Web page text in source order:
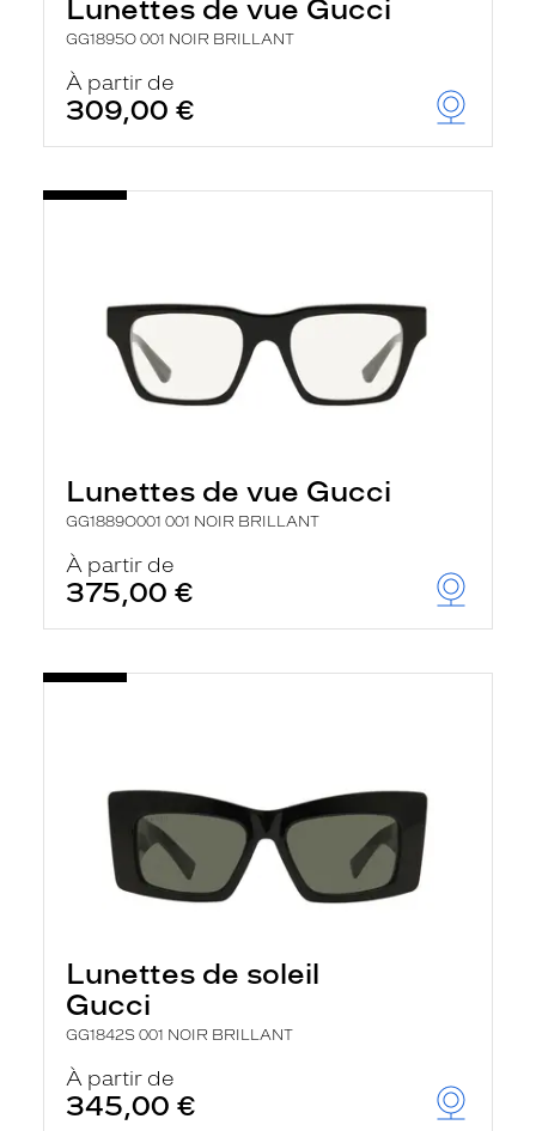
Lunettes de vue Gucci
GG1895O 001 NOIR BRILLANT
À partir de
309,00 €
Lunettes de vue Gucci
GG1889O001 001 NOIR BRILLANT
À partir de
375,00 €
Lunettes de soleil
Gucci
GG1842S 001 NOIR BRILLANT
À partir de
345,00 €